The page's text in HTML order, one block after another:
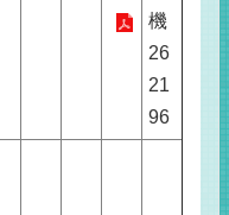
機
26
21
96